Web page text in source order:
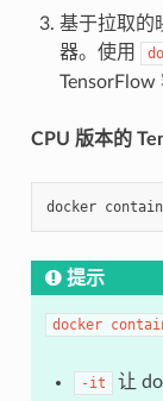
基于拉取的
器。使用
TensorFlow
CPU 版本的
docker
提示
docker
-it
让